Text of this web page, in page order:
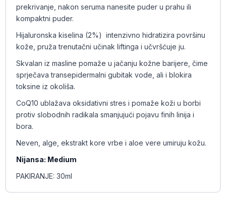
prekrivanje, nakon seruma nanesite puder u prahu ili
kompaktni puder.
Hijaluronska kiselina (2%) intenzivno hidratizira površinu
kože, pruža trenutačni učinak liftinga i učvršćuje ju.
Skvalan iz masline pomaže u jačanju kožne barijere, čime
sprječava transepidermalni gubitak vode, ali i blokira
toksine iz okoliša.
CoQ10 ublažava oksidativni stres i pomaže koži u borbi
protiv slobodnih radikala smanjujući pojavu finih linija i
bora.
Neven, alge, ekstrakt kore vrbe i aloe vere umiruju kožu.
Nijansa: Medium
PAKIRANJE: 30ml